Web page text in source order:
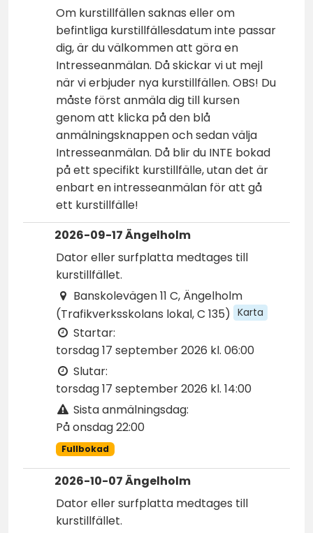
Om kurstillfällen saknas eller om
befintliga kurstillfällesdatum inte passar
dig, är du välkommen att göra en
Intresseanmälan. Då skickar vi ut mejl
när vi erbjuder nya kurstillfällen. OBS! Du
måste först anmäla dig till kursen
genom att klicka på den blå
anmälningsknappen och sedan välja
Intresseanmälan. Då blir du INTE bokad
på ett specifikt kurstillfälle, utan det är
enbart en intresseanmälan för att gå
ett kurstillfälle!
2026-09-17 Ängelholm
Dator eller surfplatta medtages till
kurstillfället.
Banskolevägen 11 C, Ängelholm
(Trafikverksskolans lokal, C 135) Karta
Startar:
torsdag 17 september 2026 kl. 06:00
Slutar:
torsdag 17 september 2026 kl. 14:00
Sista anmälningsdag:
På onsdag 22:00
Fullbokad
2026-10-07 Ängelholm
Dator eller surfplatta medtages till
kurstillfället.